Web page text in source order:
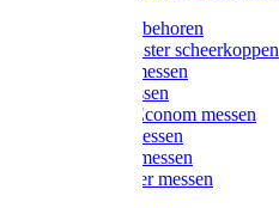
Messen toebehoren
Moser & Oster scheerkoppen
Hauptner messen
Liscop messen
Aesculap/Econom messen
Heiniger messen
Constanta messen
FarmClipper messen